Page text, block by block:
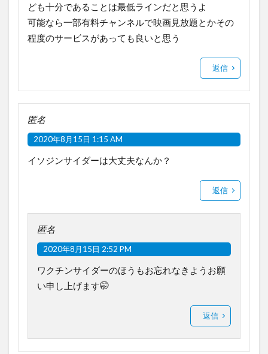
ども十分であることは最低ラインだと思うよ
可能なら一部有料チャンネルで映画見放題とかその
程度のサービスがあっても良いと思う
返信
匿名
2020年8月15日 1:15 AM
イソジンサイダーは大丈夫なんか？
返信
匿名
2020年8月15日 2:52 PM
ワクチンサイダーのほうもお忘れなきようお願
い申し上げます🤭
返信